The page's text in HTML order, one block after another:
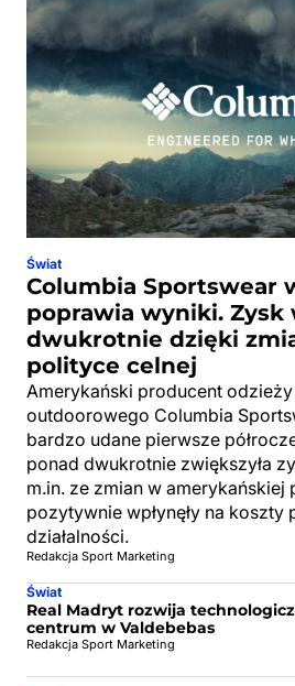
Świat
Columbia Sportswear
poprawia wyniki. Zysk
dwukrotnie dzięki
polityce celnej
Amerykański producent
outdoorowego Columbia
bardzo udane pierwsze
ponad dwukrotnie zwiększyła
m.in. ze zmian w
pozytywnie wpłynęły na koszty
działalności.
Redakcja Sport Marketing
Świat
Real Madryt rozwija
centrum w Valdebebas
Redakcja Sport Marketing